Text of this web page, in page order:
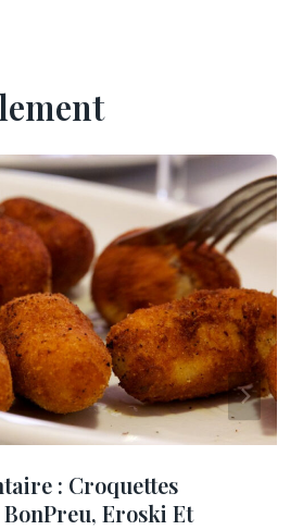
: Croquettes
BonPreu, Eroski Et